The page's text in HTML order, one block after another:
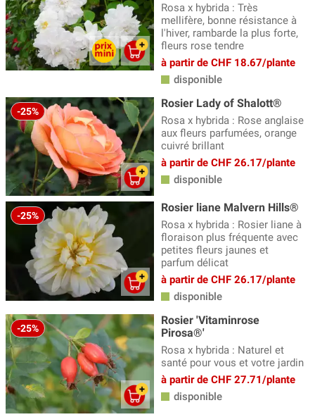
Rosa x hybrida : Très
mellifère, bonne résistance à
l'hiver, rambarde la plus forte,
fleurs rose tendre
à partir de CHF 18.67/plante
disponible
-25%
Rosier Lady of Shalott®
Rosa x hybrida : Rose anglaise
aux fleurs parfumées, orange
cuivré brillant
à partir de CHF 26.17/plante
disponible
-25%
Rosier liane Malvern Hills®
Rosa x hybrida : Rosier liane à
floraison plus fréquente avec
petites fleurs jaunes et
parfum délicat
à partir de CHF 26.17/plante
disponible
-25%
Rosier 'Vitaminrose
Pirosa®'
Rosa x hybrida : Naturel et
santé pour vous et votre jardin
à partir de CHF 27.71/plante
disponible